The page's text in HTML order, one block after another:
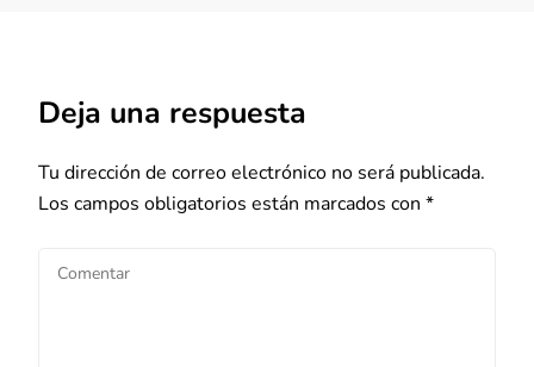
Deja una respuesta
Tu dirección de correo electrónico no será publicada.
Los campos obligatorios están marcados con *